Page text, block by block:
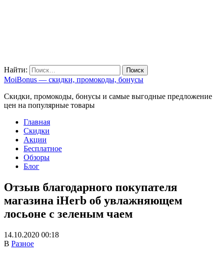
Найти:
MoiBonus — скидки, промокоды, бонусы
Скидки, промокоды, бонусы и самые выгодные предложение
цен на популярные товары
Главная
Скидки
Акции
Бесплатное
Обзоры
Блог
Отзыв благодарного покупателя
магазина iHerb об увлажняющем
лосьоне с зеленым чаем
14.10.2020 00:18
В Разное